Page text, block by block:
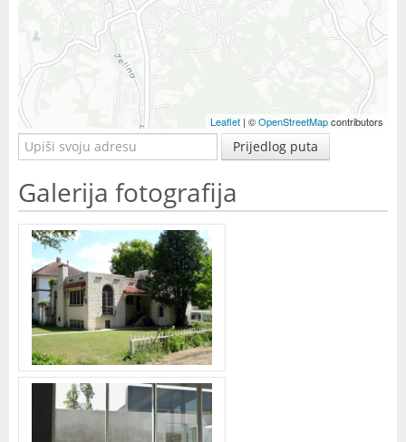
Leaflet | ©OpenStreetMapcontributors
Prijedlog puta
Galerija fotografija